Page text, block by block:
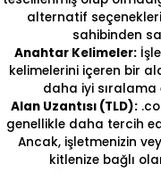
alternatif
sahibinden
Anahtar Kelimeler:
kelimelerini içeren bir
daha iyi sıralama
Alan Uzantısı (TLD):
genellikle daha tercih
Ancak, işletmenizin
kitlenize bağlı